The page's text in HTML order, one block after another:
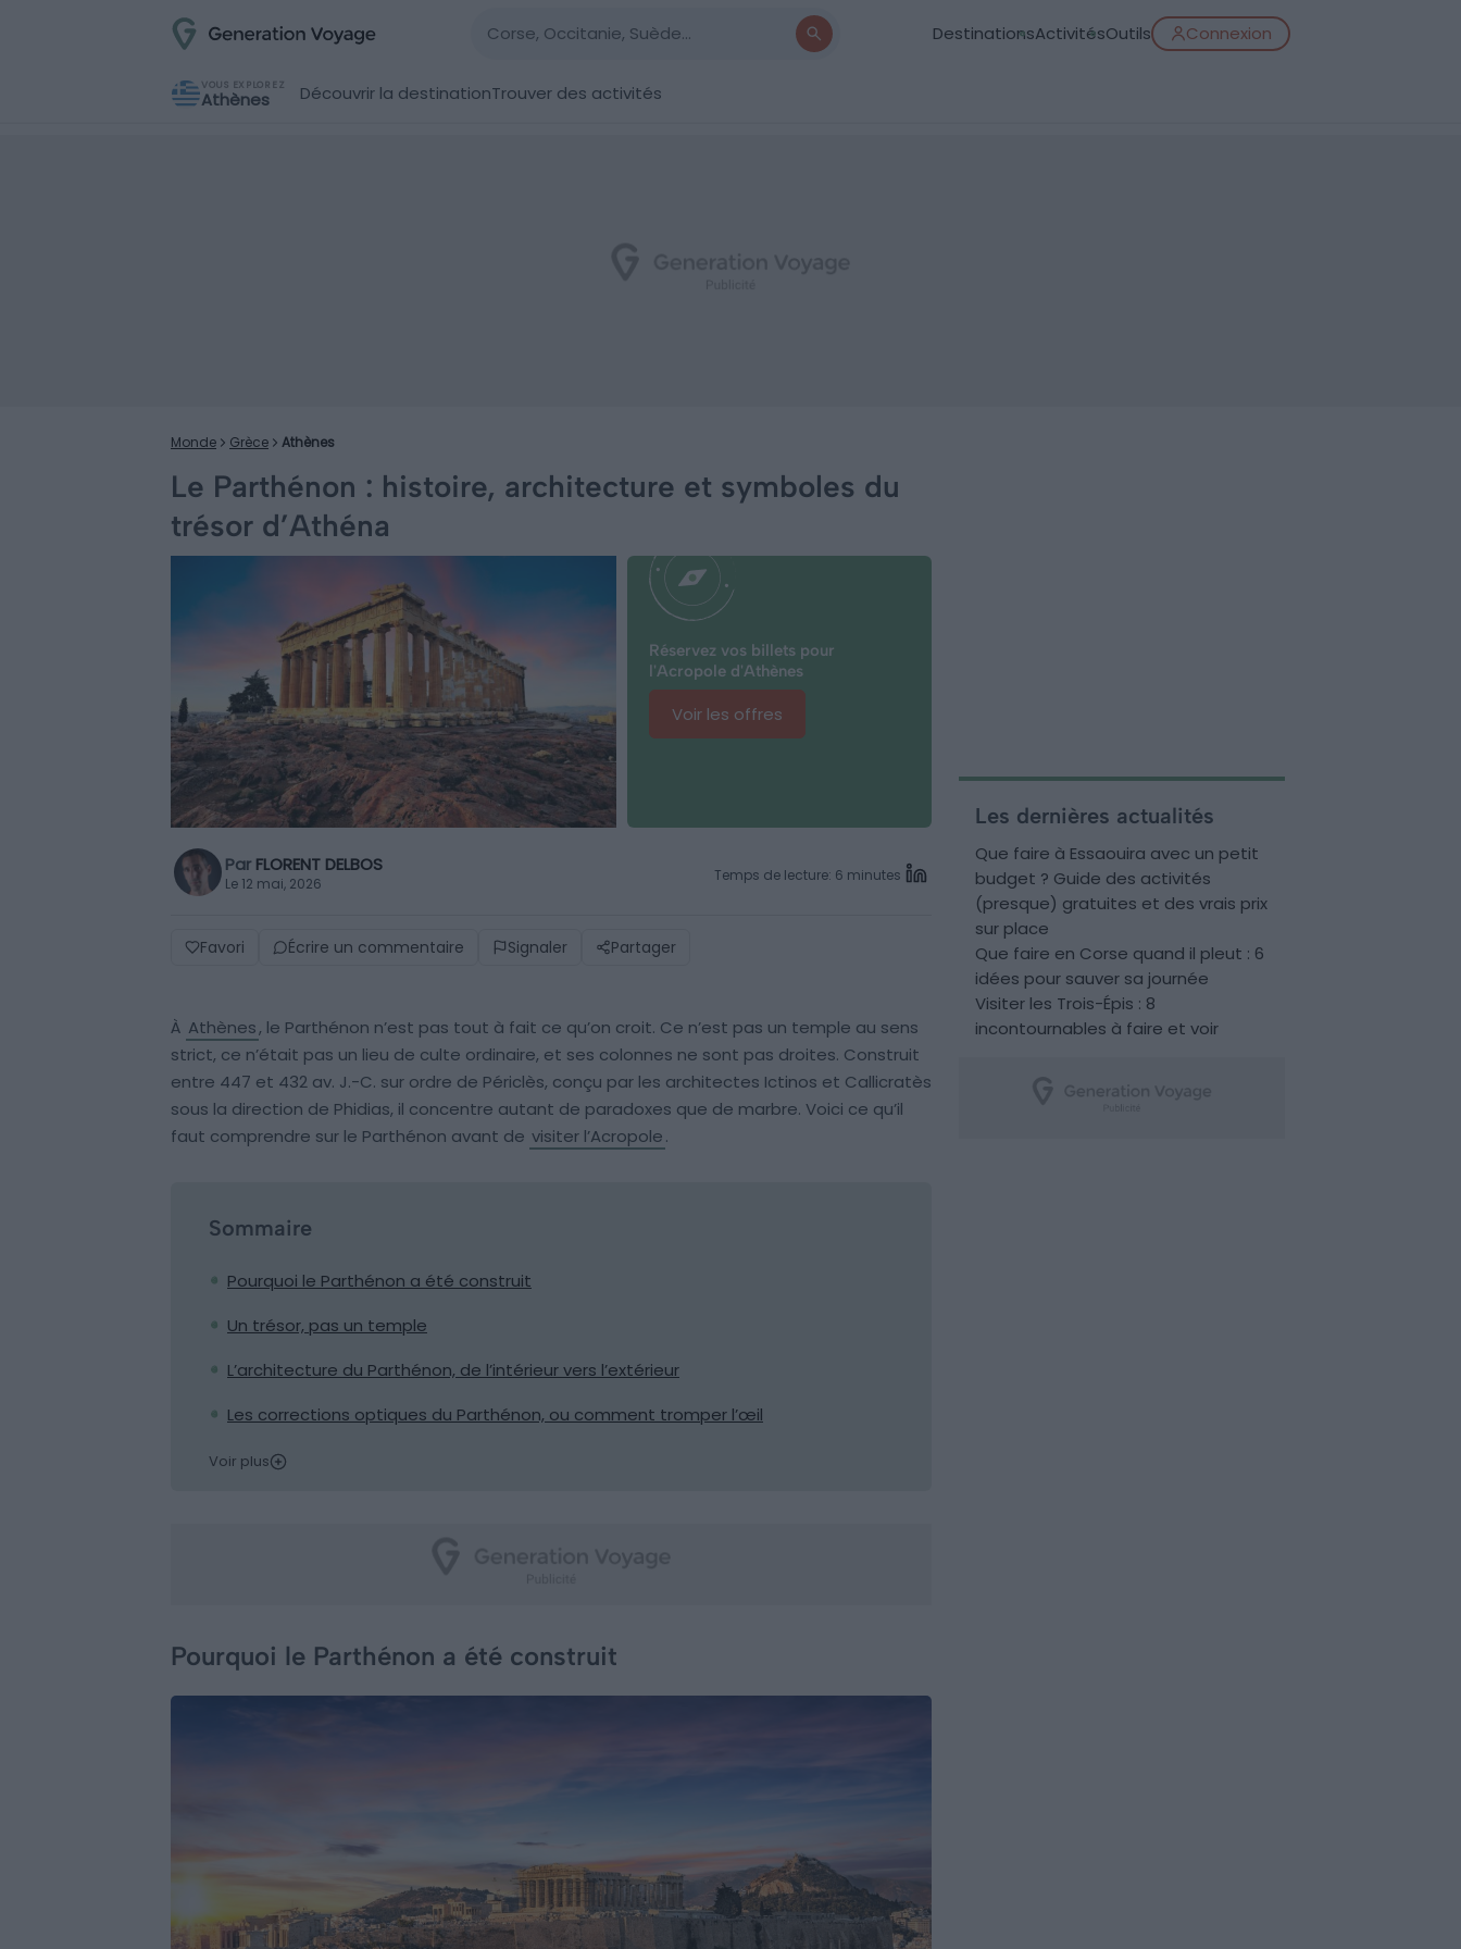
DestinationsActivitésOutils Connexion
VOUS EXPLOREZ
Athènes Découvrir la destinationTrouver des activités
Monde Grèce Athènes
Le Parthénon : histoire, architecture et symboles du
trésor d’Athéna
Réservez vos billets pour
l'Acropole d'Athènes
Voir les offres
Par FLORENT DELBOS
Le 12 mai, 2026 Temps de lecture: 6 minutes
Favori Écrire un commentaire Signaler Partager
À Athènes, le Parthénon n’est pas tout à fait ce qu’on croit. Ce n’est pas un temple au sens
strict, ce n’était pas un lieu de culte ordinaire, et ses colonnes ne sont pas droites. Construit
entre 447 et 432 av. J.-C. sur ordre de Périclès, conçu par les architectes Ictinos et Callicratès
sous la direction de Phidias, il concentre autant de paradoxes que de marbre. Voici ce qu’il
faut comprendre sur le Parthénon avant de visiter l’Acropole.
Sommaire
Pourquoi le Parthénon a été construit
Un trésor, pas un temple
L’architecture du Parthénon, de l’intérieur vers l’extérieur
Les corrections optiques du Parthénon, ou comment tromper l’œil
Voir plus
Pourquoi le Parthénon a été construit
Les dernières actualités
Que faire à Essaouira avec un petit
budget ? Guide des activités
(presque) gratuites et des vrais prix
sur place
Que faire en Corse quand il pleut : 6
idées pour sauver sa journée
Visiter les Trois-Épis : 8
incontournables à faire et voir